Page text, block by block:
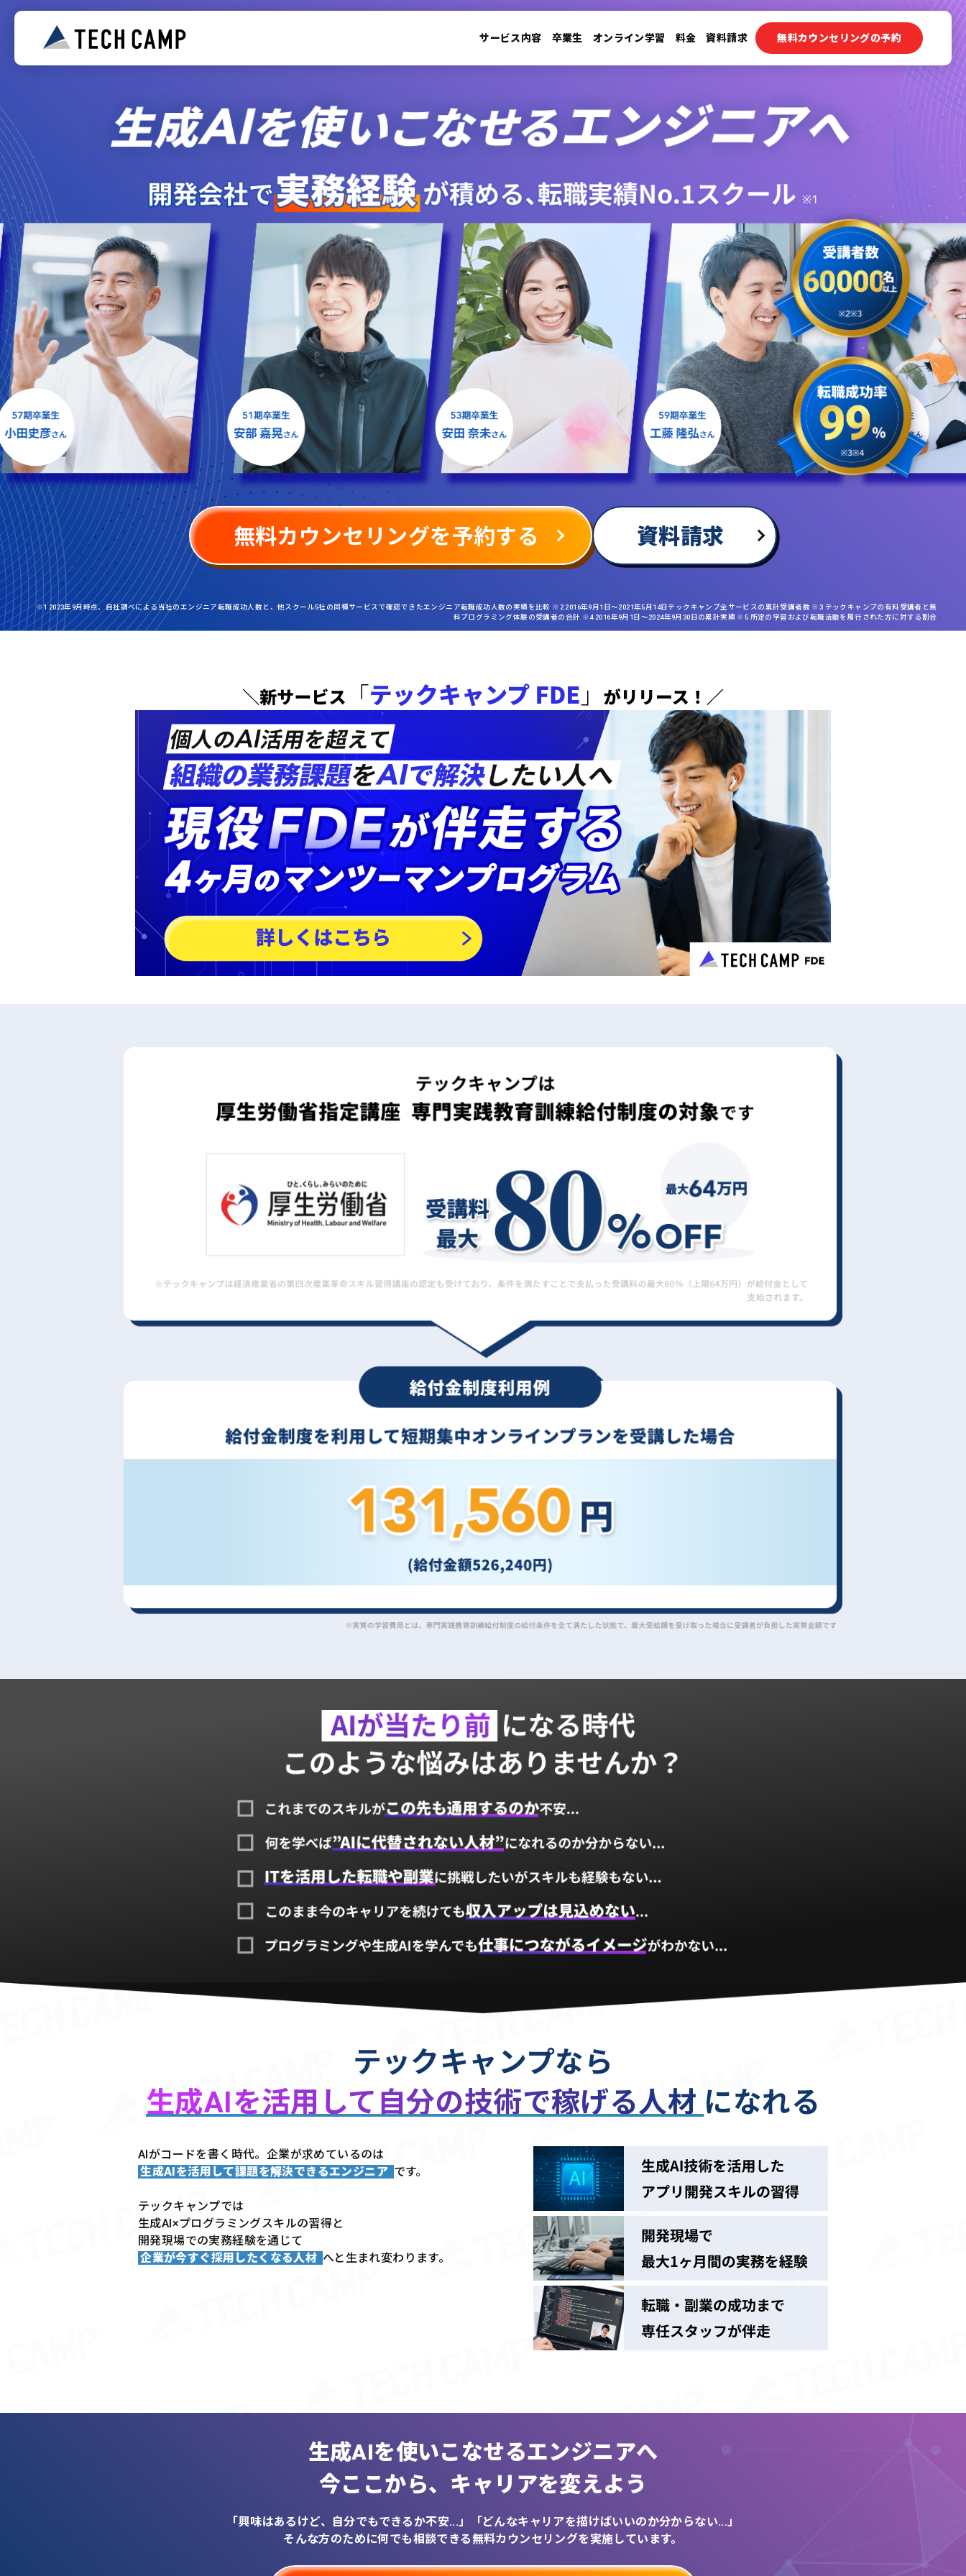
サービス内容 卒業生 オンライン学習 料金 資料請求 無料カウンセリングの予約
無料カウンセリングを予約する 資料請求
※1 2023年9月時点、自社調べによる当社のエンジニア転職成功人数と、他スクール5社の同種サービスで確認できたエンジニア転職成功人数の実績を比較 ※2 2016年9月1日〜2021年5月14日テックキャンプ全サービスの累計受講者数 ※3 テックキャンプの有料受講者と無
料プログラミング体験の受講者の合計 ※4 2016年9月1日〜2024年9月30日の累計実績 ※5 所定の学習および転職活動を履行された方に対する割合
テックキャンプなら
生成AIを活用して 自分の技術で稼げる人材 になれる
AIがコードを書く時代。企業が求めているのは
生成AIを活用して課題を解決できるエンジニア です。
テックキャンプでは
生成AI×プログラミングスキルの習得と
開発現場での実務経験を通じて
企業が今すぐ採用したくなる人材 へと生まれ変わります。
生成AIを使いこなせるエンジニアへ
今ここから、 キャリアを変えよう
「興味はあるけど、自分でもできるか不安...」
「どんなキャリアを描けばいいのか分からない...」
そんな方のために何でも相談できる無料カウンセリングを実施しています。